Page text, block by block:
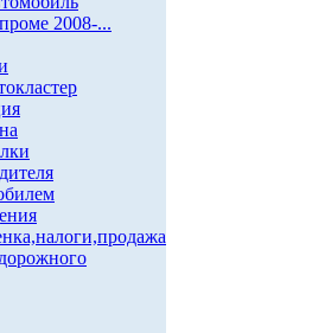
2008-...